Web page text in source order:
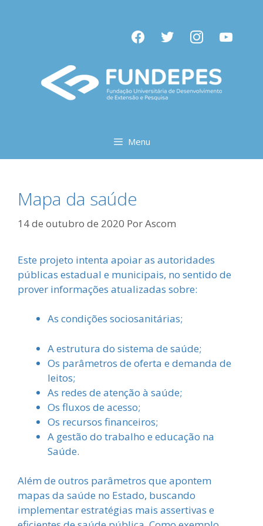
facebooktwitter instagramyoutube
Menu
Mapa da saúde
14 de outubro de 2020 PorAscom
Este projeto intenta apoiar as autoridades
públicas estadual e municipais, no sentido de
prover informações atualizadas sobre:
As condições sociosanitárias;
A estrutura do sistema de saúde;
Os parâmetros de oferta e demanda de
leitos;
As redes de atenção à saúde;
Os fluxos de acesso;
Os recursos financeiros;
A gestão do trabalho e educação na
Saúde.
Além de outros parâmetros que apontem
mapas da saúde no Estado, buscando
implementar estratégias mais assertivas e